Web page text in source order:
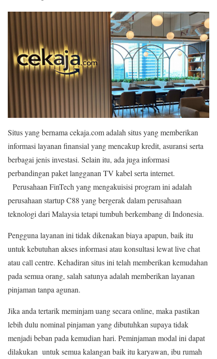
Situs yang bernama cekaja.com adalah situs yang memberikan
informasi layanan finansial yang mencakup kredit, asuransi serta
berbagai jenis investasi. Selain itu, ada juga informasi
perbandingan paket langganan TV kabel serta internet.
Perusahaan FinTech yang mengakuisisi program ini adalah
perusahaan startup C88 yang bergerak dalam perusahaan
teknologi dari Malaysia tetapi tumbuh berkembang di Indonesia.
Pengguna layanan ini tidak dikenakan biaya apapun, baik itu
untuk kebutuhan akses informasi atau konsultasi lewat live chat
atau call centre. Kehadiran situs ini telah memberikan kemudahan
pada semua orang, salah satunya adalah memberikan layanan
pinjaman tanpa agunan.
Jika anda tertarik meminjam uang secara online, maka pastikan
lebih dulu nominal pinjaman yang dibutuhkan supaya tidak
menjadi beban pada kemudian hari. Peminjaman modal ini dapat
dilakukan untuk semua kalangan baik itu karyawan, ibu rumah